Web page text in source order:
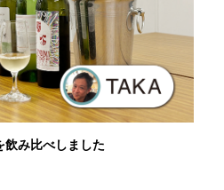
飲み比べしました